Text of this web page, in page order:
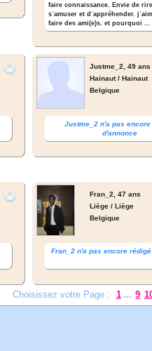
faire connaissance. Envie de
sʾamuser et dʾappréhender.
faire des ami(e)s. et pourquoi ...
Justme_2,
49 ans
Hainaut / Hainaut
Belgique
Justme_2 n'a pas
d'annonce
Fran_2,
47 ans
Liège / Liège
Belgique
Fran_2 n'a pas encore
Choisissez votre Page : 1 ... 9